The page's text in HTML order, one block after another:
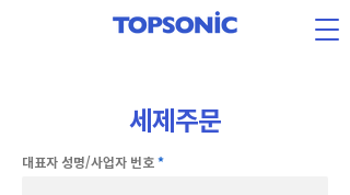
세제주문
대표자 성명/사업자 번호